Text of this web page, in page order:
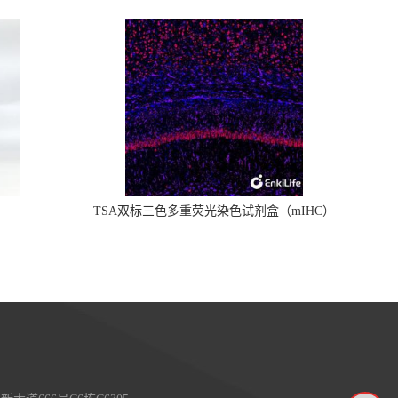
TSA双标三色多重荧光染色试剂盒（mIHC）